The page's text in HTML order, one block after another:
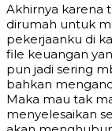
Akhirnya karena
dirumah untuk
pekerjaanku di
file keuangan
pun jadi sering
bahkan
Maka mau tak
menyelesaikan